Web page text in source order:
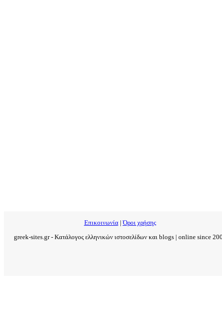
Επικοινωνία|Όροι χρήσης
greek-sites.gr - Κατάλογος ελληνικών ιστοσελίδων και blogs | online since